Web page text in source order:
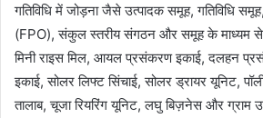
गतिविधि में जोड़ना जैसे उत्पादक समूह, गतिविधि
(FPO), संकुल स्तरीय संगठन और समूह के माध्यम
मिनी राइस मिल, आयल प्रसंकरण इकाई, दलहन
इकाई, सोलर लिफ्ट सिंचाई, सोलर ड्रायर यूनिट,
तालाब, चूजा रियरिंग यूनिट, लघु बिज़नेस और ग्राम